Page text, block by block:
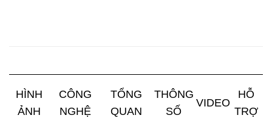
HÌNH
ẢNH
CÔNG
NGHỆ
TỔNG
QUAN
THÔNG
SỐ
VIDEO
HỖ
TRỢ